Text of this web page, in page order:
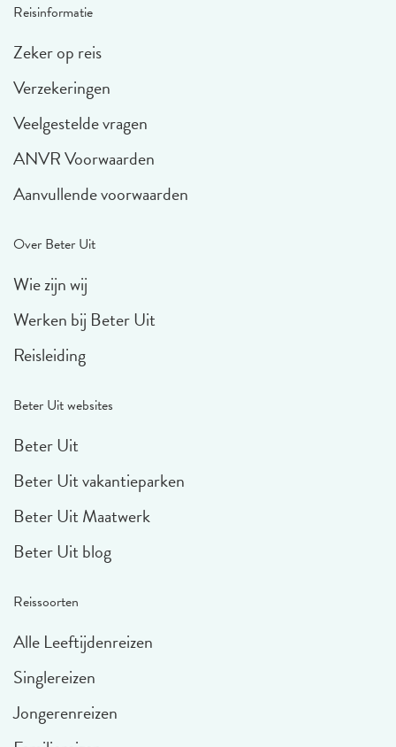
Reisinformatie
Zeker op reis
Verzekeringen
Veelgestelde vragen
ANVR Voorwaarden
Aanvullende voorwaarden
Over Beter Uit
Wie zijn wij
Werken bij Beter Uit
Reisleiding
Beter Uit websites
Beter Uit
Beter Uit vakantieparken
Beter Uit Maatwerk
Beter Uit blog
Reissoorten
Alle Leeftijdenreizen
Singlereizen
Jongerenreizen